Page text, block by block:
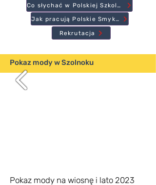
Rekrutacja
Jak pracują Polskie Smyki?
Co słychać w Polskiej Szkole?
Pokaz mody w Szolnoku
Pokaz mody na wiosnę i lato 2023